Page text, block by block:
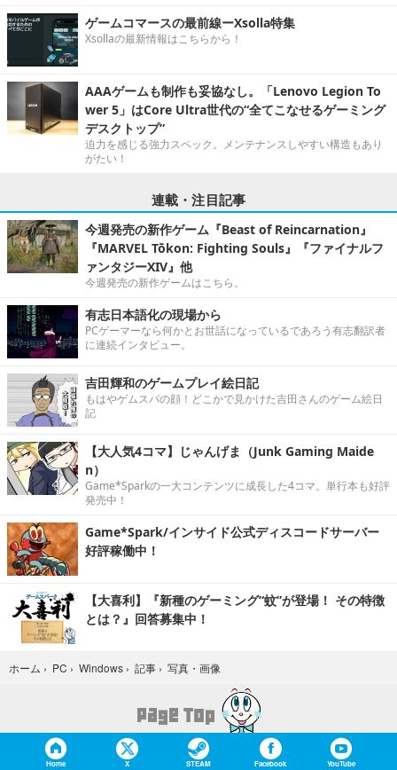
ゲームコマースの最前線ーXsolla特集
Xsollaの最新情報はこちらから！
AAAゲームも制作も妥協なし。「Lenovo Legion To
wer 5」はCore Ultra世代の“全てこなせるゲーミング
デスクトップ”
迫力を感じる強力スペック。メンテナンスしやすい構造もあり
がたい！
連載・注目記事
今週発売の新作ゲーム『Beast of Reincarnation』
『MARVEL Tōkon: Fighting Souls』『ファイナルフ
ァンタジーXIV』他
今週発売の新作ゲームはこちら。
有志日本語化の現場から
PCゲーマーなら何かとお世話になっているであろう有志翻訳者
に連続インタビュー。
吉田輝和のゲームプレイ絵日記
もはやゲムスパの顔！どこかで見かけた吉田さんのゲーム絵日
記
【大人気4コマ】じゃんげま（Junk Gaming Maide
n）
Game*Sparkの一大コンテンツに成長した4コマ。単行本も好評
発売中！
Game*Spark/インサイド公式ディスコードサーバー
好評稼働中！
【大喜利】『新種のゲーミング“蚊”が登場！ その特徴
とは？』回答募集中！
ホーム › PC › Windows › 記事 › 写真・画像
Home X STEAM Facebook YouTube